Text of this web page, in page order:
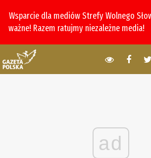
Wsparcie dla mediów Strefy Wolnego
ważne! Razem ratujmy niezależne media!
ad